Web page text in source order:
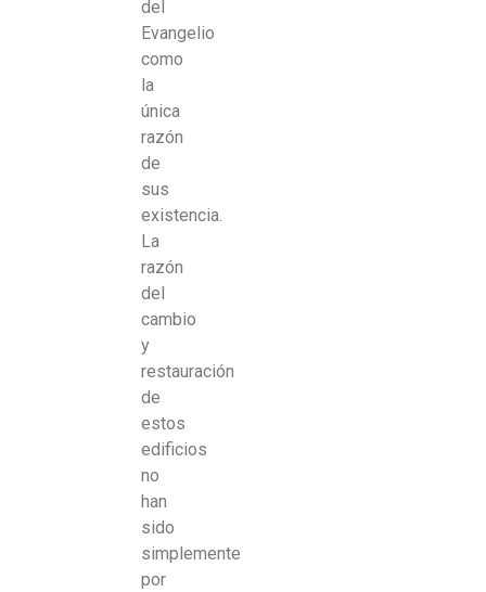
del
Evangelio
como
la
única
razón
de
sus
existencia.
La
razón
del
cambio
y
restauración
de
estos
edificios
no
han
sido
simplemente
por